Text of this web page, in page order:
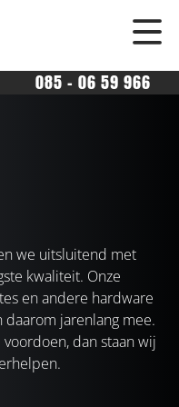
085 - 06 59 966
we uitsluitend met
kwaliteit. Onze
en andere hardware
jarenlang mee.
dan staan wij